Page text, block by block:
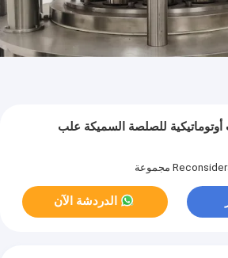
أوتوماتيكية للصلصة السميكة علب
الدردشة الآن